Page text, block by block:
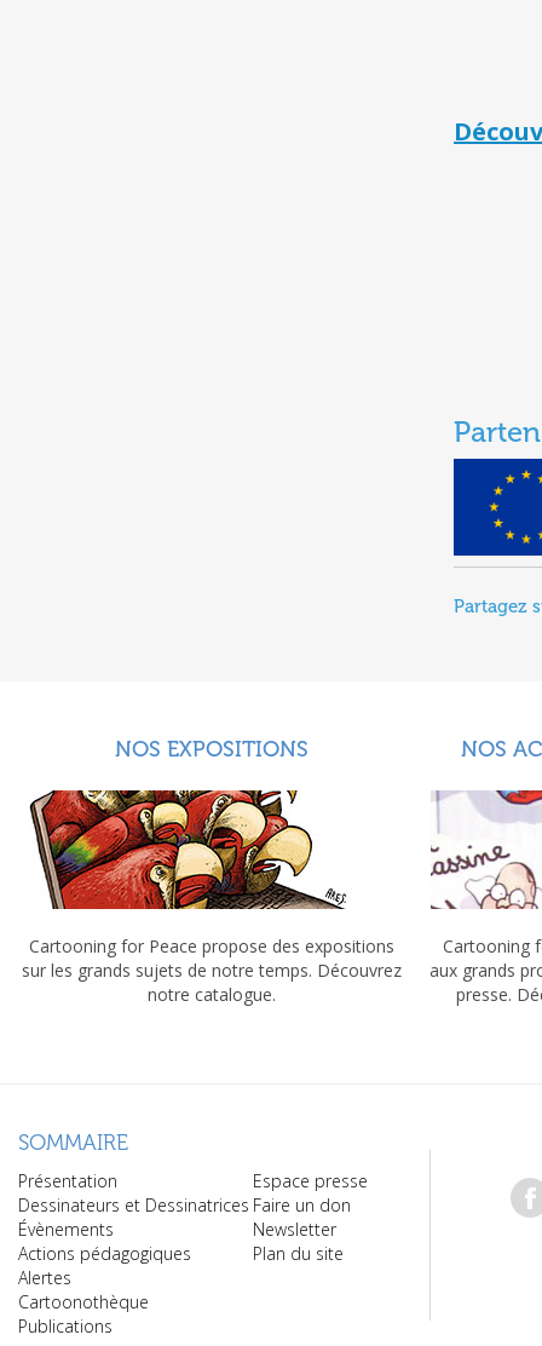
Partagez
NOS EXPOSITIONS
Cartooning for Peace propose des expositions
sur les grands sujets de notre temps. Découvrez
notre catalogue.
NOS
Cartooning
aux grands
presse.
SOMMAIRE
Présentation
Dessinateurs et Dessinatrices
Évènements
Actions pédagogiques
Alertes
Cartoonothèque
Publications
Espace presse
Faire un don
Newsletter
Plan du site